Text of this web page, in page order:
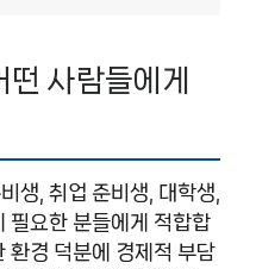
사람들에게
생, 취업 준비생, 대학생,
필요한 분들에게 적합합
환경 덕분에 경제적 부담